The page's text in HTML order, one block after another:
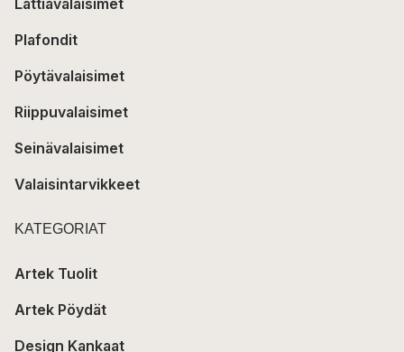
Plafondit
Pöytävalaisimet
Riippuvalaisimet
Seinävalaisimet
Valaisintarvikkeet
KATEGORIAT
Artek Tuolit
Artek Pöydät
Design Kankaat